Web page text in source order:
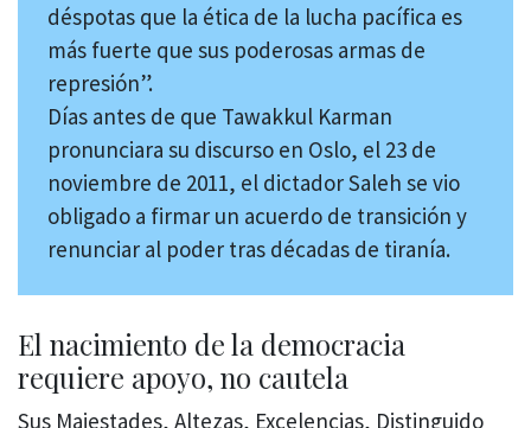
déspotas que la ética de la lucha pacífica es
más fuerte que sus poderosas armas de
represión”.
Días antes de que Tawakkul Karman
pronunciara su discurso en Oslo, el 23 de
noviembre de 2011, el dictador Saleh se vio
obligado a firmar un acuerdo de transición y
renunciar al poder tras décadas de tiranía.
El nacimiento de la democracia
requiere apoyo, no cautela
Sus Majestades, Altezas, Excelencias, Distinguido